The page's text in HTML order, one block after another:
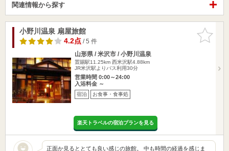
関連情報から探す
お気に入
りに追加
小野川温泉 扇屋旅館
4.2点/ 5 件
山形県 / 米沢市 / 小野川温泉
置賜駅11.25km 西米沢駅4.88km
JR米沢駅よりバス利用30分
営業時間 0:00～24:00
入浴料金 ～
宿泊 お食事・食事処
楽天トラベルの宿泊プランを見る
正面か見るととても良い感じの旅館。 中も時間の経過を感じま